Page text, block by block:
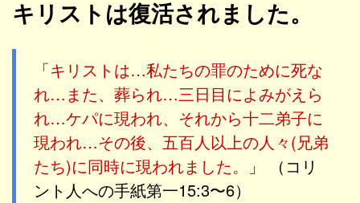
キリストは復活されました。
「キリストは…私たちの罪のために死な
れ…また、葬られ…三日目によみがえら
れ…ケパに現われ、それから十二弟子に
現われ…その後、五百人以上の人々(兄弟
たち)に同時に現われました。
」 （コリ
ント人への手紙第一15:3〜6）